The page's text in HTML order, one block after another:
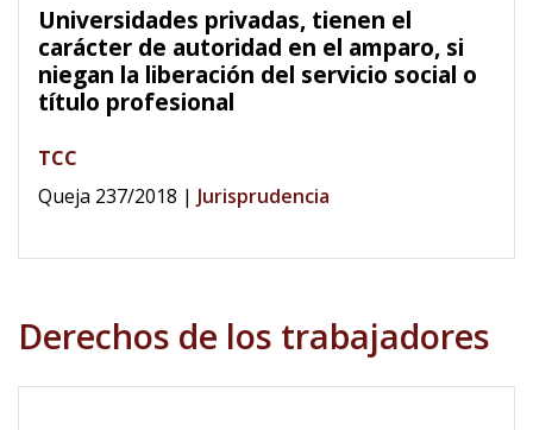
Universidades privadas, tienen el
carácter de autoridad en el amparo, si
niegan la liberación del servicio social o
título profesional
TCC
Queja 237/2018 | Jurisprudencia
Derechos de los trabajadores